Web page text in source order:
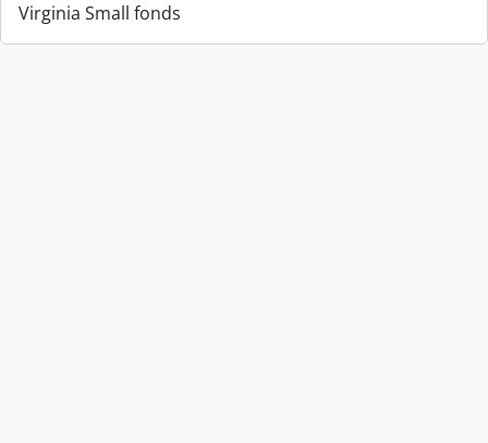
Virginia Small fonds